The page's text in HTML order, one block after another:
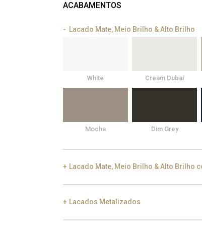
ACABAMENTOS
Lacado Mate, Meio Brilho & Alto Brilho
White Cream Dubai
Mocha Dim Grey
Lacado Mate, Meio Brilho & Alto Brilho
Lacados Metalizados